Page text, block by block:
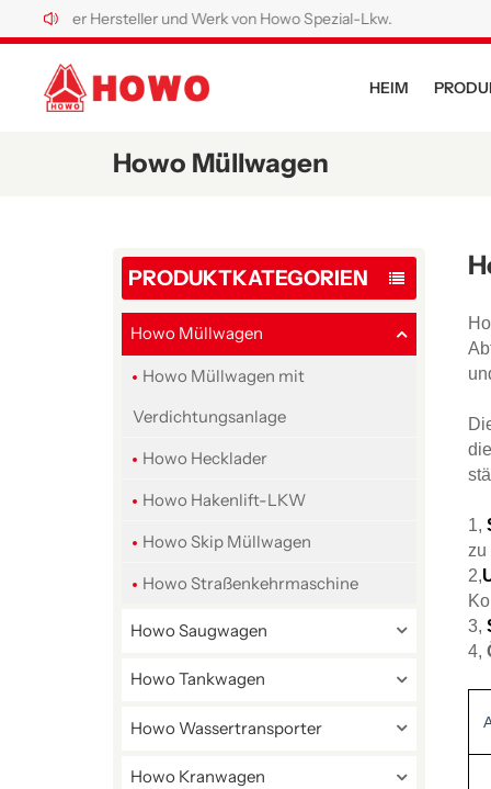
Hersteller und Werk von Howo Spezial-Lkw.
HEIM
Howo Müllwagen
PRODUKTKATEGORIEN
Howo Müllwagen
Howo Müllwagen mit
Verdichtungsanlage
Howo Hecklader
Howo Hakenlift-LKW
Howo Skip Müllwagen
Howo Straßenkehrmaschine
Howo Saugwagen
Howo Tankwagen
Howo Wassertransporter
Howo Kranwagen
1,
zu
2,
3,
4,